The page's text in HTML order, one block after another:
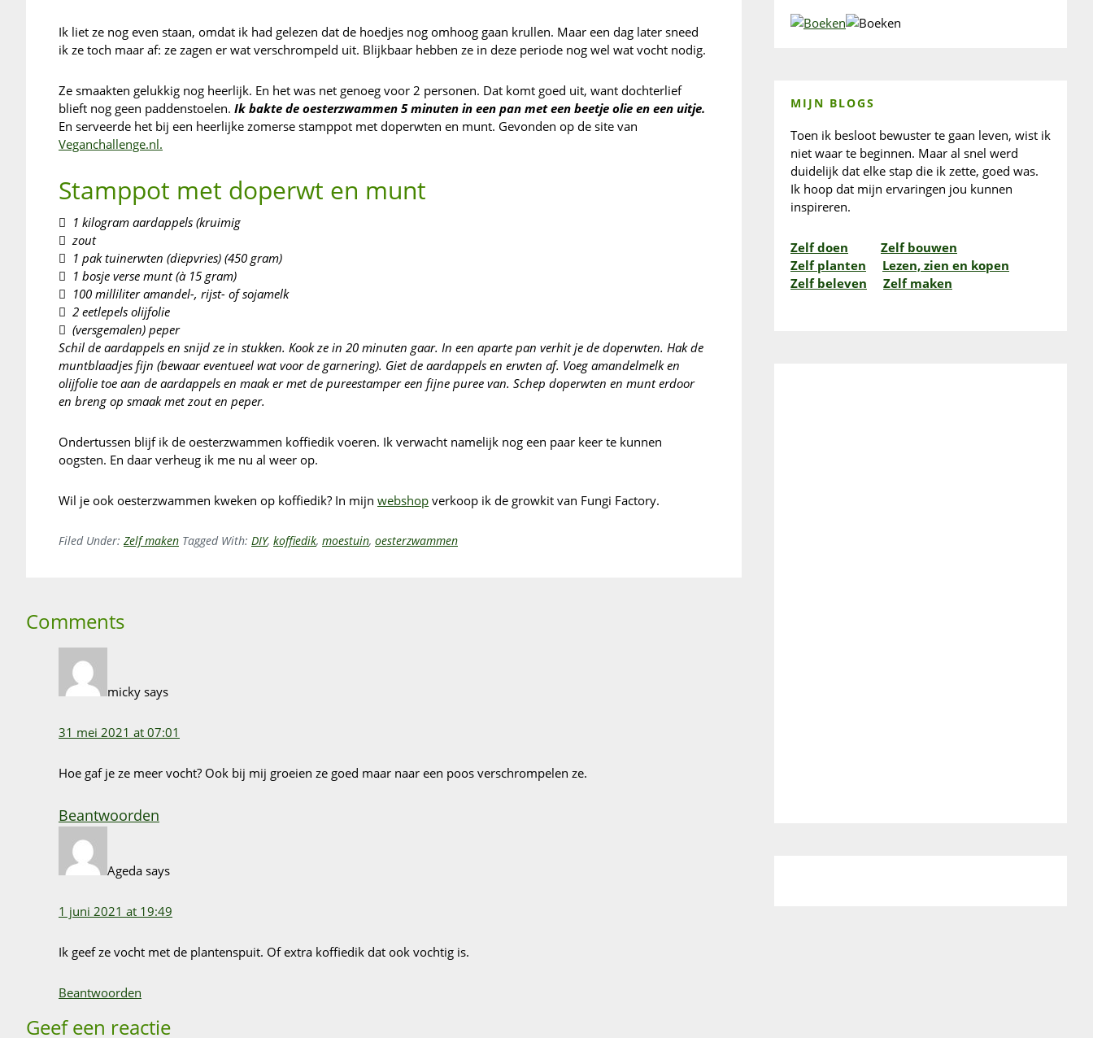
Ik liet ze nog even staan, omdat ik had gelezen dat de hoedjes nog omhoog gaan krullen. Maar een dag later sneed
ik ze toch maar af: ze zagen er wat verschrompeld uit. Blijkbaar hebben ze in deze periode nog wel wat vocht nodig.
Ze smaakten gelukkig nog heerlijk. En het was net genoeg voor 2 personen. Dat komt goed uit, want dochterlief
blieft nog geen paddenstoelen. Ik bakte de oesterzwammen 5 minuten in een pan met een beetje olie en een uitje.
En serveerde het bij een heerlijke zomerse stamppot met doperwten en munt. Gevonden op de site van
Veganchallenge.nl.
Stamppot met doperwt en munt
 1 kilogram aardappels (kruimig
 zout
 1 pak tuinerwten (diepvries) (450 gram)
 1 bosje verse munt (à 15 gram)
 100 milliliter amandel-, rijst- of sojamelk
 2 eetlepels olijfolie
 (versgemalen) peper
Schil de aardappels en snijd ze in stukken. Kook ze in 20 minuten gaar. In een aparte pan verhit je de doperwten. Hak de
muntblaadjes fijn (bewaar eventueel wat voor de garnering). Giet de aardappels en erwten af. Voeg amandelmelk en
olijfolie toe aan de aardappels en maak er met de pureestamper een fijne puree van. Schep doperwten en munt erdoor
en breng op smaak met zout en peper.
Ondertussen blijf ik de oesterzwammen koffiedik voeren. Ik verwacht namelijk nog een paar keer te kunnen
oogsten. En daar verheug ik me nu al weer op.
Wil je ook oesterzwammen kweken op koffiedik? In mijn webshop verkoop ik de growkit van Fungi Factory.
Filed Under: Zelf maken Tagged With: DIY, koffiedik, moestuin, oesterzwammen
Reader
Interactions
Comments
micky says
31 mei 2021 at 07:01
Hoe gaf je ze meer vocht? Ook bij mij groeien ze goed maar naar een poos verschrompelen ze.
Beantwoorden
Ageda says
1 juni 2021 at 19:49
Ik geef ze vocht met de plantenspuit. Of extra koffiedik dat ook vochtig is.
Beantwoorden
Geef een reactie
MIJN BLOGS
Toen ik besloot bewuster te gaan leven, wist ik
niet waar te beginnen. Maar al snel werd
duidelijk dat elke stap die ik zette, goed was.
Ik hoop dat mijn ervaringen jou kunnen
inspireren.
Zelf doen
Zelf bouwen
Zelf planten
Lezen, zien en kopen
Zelf beleven
Zelf maken